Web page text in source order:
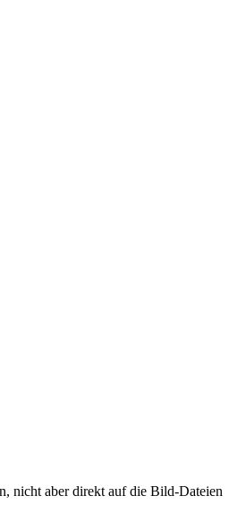
nicht aber direkt auf die Bild-Dateien